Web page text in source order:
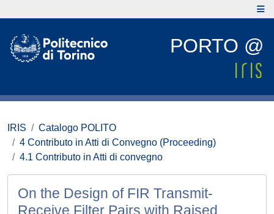
PORTO @
IRIS
Catalogo POLITO
4 Contributo in Atti di Convegno (Proceeding)
4.1 Contributo in Atti di convegno
On the Design of FIR Transmit-
Receive Filter Pairs with Raised